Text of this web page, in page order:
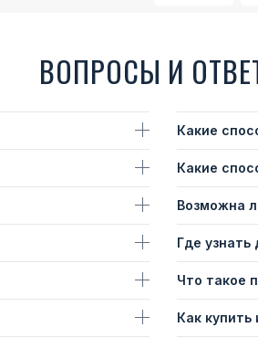
ВОПРОСЫ И
Какие
Какие
Возможна
Где узнать
Что такое
Как купить